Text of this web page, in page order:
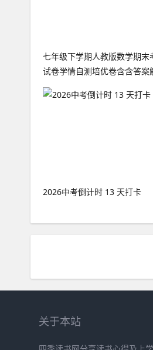
七年级下学期人教版数学期末
试卷学情自测培优卷含含答案
2026中考倒计时 13 天打卡
关于本站